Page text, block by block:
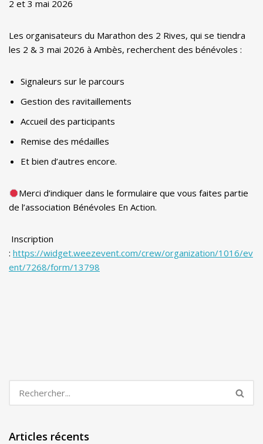
2 et 3 mai 2026
Les organisateurs du Marathon des 2 Rives, qui se tiendra
les 2 & 3 mai 2026 à Ambès, recherchent des bénévoles :
Signaleurs sur le parcours
Gestion des ravitaillements
Accueil des participants
Remise des médailles
Et bien d’autres encore.
Merci d’indiquer dans le formulaire que vous faites partie
de l’association Bénévoles En Action.
Inscription
: https://widget.weezevent.com/crew/organization/1016/ev
ent/7268/form/13798
Articles récents